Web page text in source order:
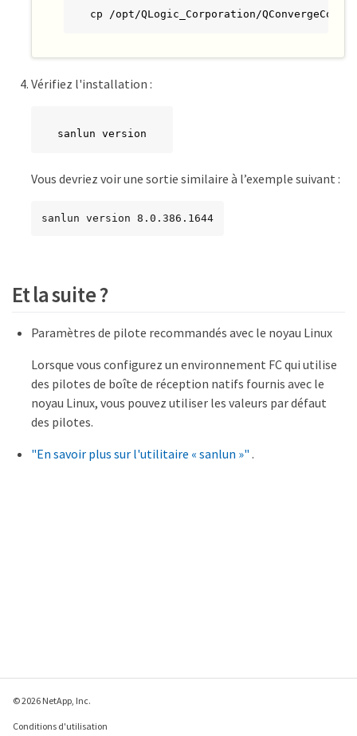
cp /opt/QLogic_Corporation/
Vérifiez l'installation :
sanlun version
Vous devriez voir une sortie similaire à l’exemple suivant :
sanlun version 8.0.386.1644
Et la suite ?
Paramètres de pilote recommandés avec le noyau Linux
Lorsque vous configurez un environnement FC qui utilise
des pilotes de boîte de réception natifs fournis avec le
noyau Linux, vous pouvez utiliser les valeurs par défaut
des pilotes.
"En savoir plus sur l'utilitaire « sanlun »" .
© 2026 NetApp, Inc.
Conditions d'utilisation